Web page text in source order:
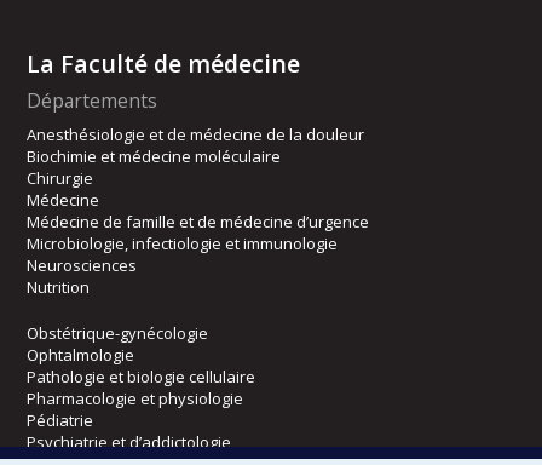
La Faculté de médecine
Départements
Anesthésiologie et de médecine de la douleur
Biochimie et médecine moléculaire
Chirurgie
Médecine
Médecine de famille et de médecine d’urgence
Microbiologie, infectiologie et immunologie
Neurosciences
Nutrition
Obstétrique-gynécologie
Ophtalmologie
Pathologie et biologie cellulaire
Pharmacologie et physiologie
Pédiatrie
Psychiatrie et d’addictologie